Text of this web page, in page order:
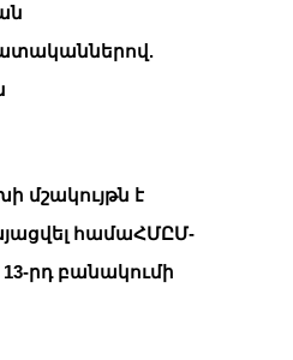
մշակույթն է
համաՀՄԸՄ-
րդ բանակումի